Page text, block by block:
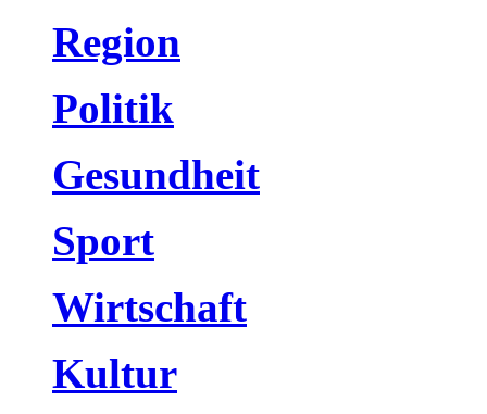
Region
Politik
Gesundheit
Sport
Wirtschaft
Kultur